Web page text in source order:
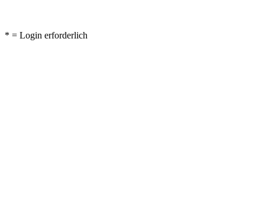
* = Login erforderlich